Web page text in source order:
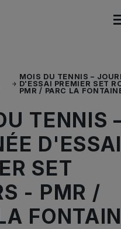
MOIS DU TENNIS –
D'ESSAI PREMIER SET
PMR / PARC LA
TENNIS
D'ESSAI
SET
- PMR /